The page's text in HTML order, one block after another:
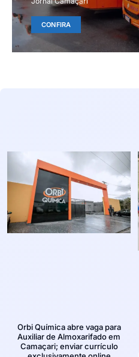
CONFIRA
Orbi Química abre vaga para
Auxiliar de Almoxarifado em
Camaçari; enviar currículo